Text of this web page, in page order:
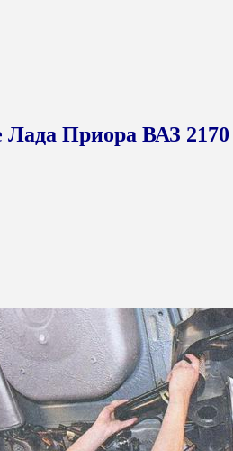
Лада Приора ВАЗ 2170